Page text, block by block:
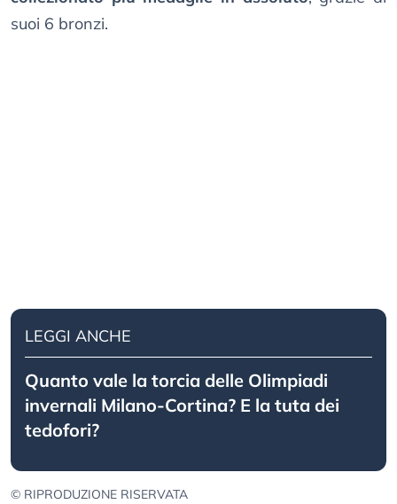
suoi 6 bronzi.
LEGGI ANCHE
Quanto vale la torcia delle Olimpiadi
invernali Milano-Cortina? E la tuta dei
tedofori?
© RIPRODUZIONE RISERVATA